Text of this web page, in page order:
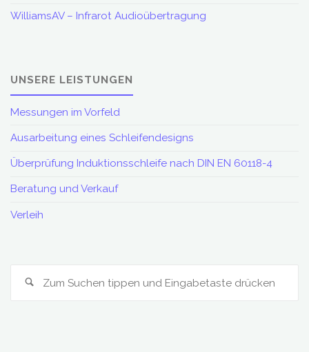
WilliamsAV – Infrarot Audioübertragung
UNSERE LEISTUNGEN
Messungen im Vorfeld
Ausarbeitung eines Schleifendesigns
Überprüfung Induktionsschleife nach DIN EN 60118-4
Beratung und Verkauf
Verleih
Suchen